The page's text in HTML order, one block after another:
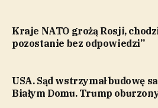
Kraje NATO grożą Rosji,
pozostanie bez odpowiedzi”
USA. Sąd wstrzymał budowę
Białym Domu. Trump